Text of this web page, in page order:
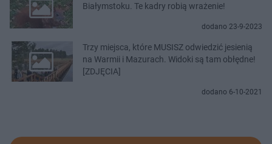
Białymstoku. Te kadry robią wrażenie!
dodano 23-9-2023
Trzy miejsca, które MUSISZ odwiedzić jesienią
na Warmii i Mazurach. Widoki są tam obłędne!
[ZDJĘCIA]
dodano 6-10-2021